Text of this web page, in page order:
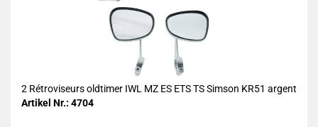
2 Rétroviseurs oldtimer IWL MZ ES ETS TS Simson KR51 argent
Artikel Nr.: 4704